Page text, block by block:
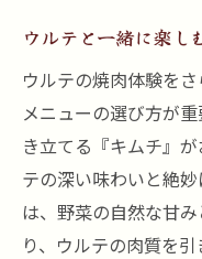
ウルテと一緒に楽し
ウルテの焼肉体験を
メニューの選び方が
き立てる『キムチ』
テの深い味わいと絶妙
は、野菜の自然な甘
り、ウルテの肉質を